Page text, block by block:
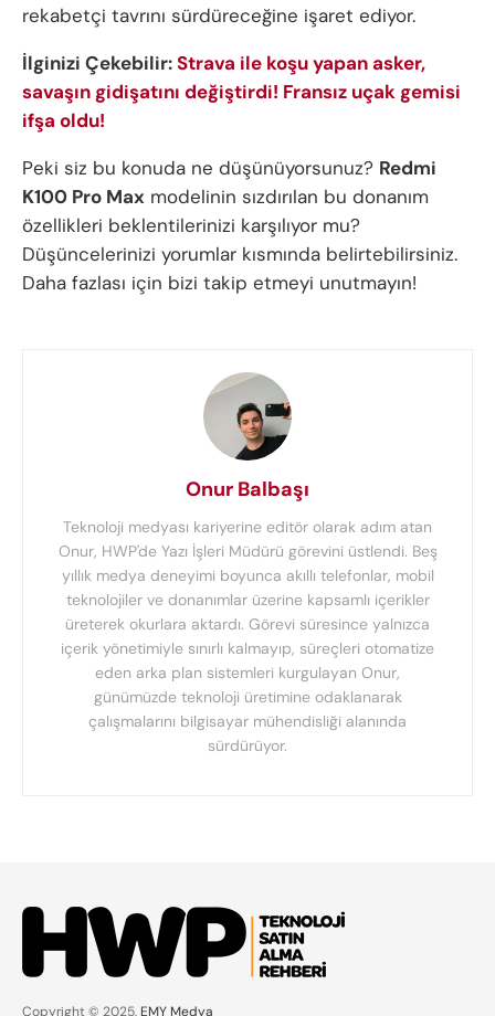
rekabetçi tavrını sürdüreceğine işaret ediyor.
İlginizi Çekebilir:Strava ile koşu yapan asker,
savaşın gidişatını değiştirdi! Fransız uçak gemisi
ifşa oldu!
Peki siz bu konuda ne düşünüyorsunuz? Redmi
K100 Pro Max modelinin sızdırılan bu donanım
özellikleri beklentilerinizi karşılıyor mu?
Düşüncelerinizi yorumlar kısmında belirtebilirsiniz.
Daha fazlası için bizi takip etmeyi unutmayın!
Onur Balbaşı
Teknoloji medyası kariyerine editör olarak adım atan
Onur, HWP'de Yazı İşleri Müdürü görevini üstlendi. Beş
yıllık medya deneyimi boyunca akıllı telefonlar, mobil
teknolojiler ve donanımlar üzerine kapsamlı içerikler
üreterek okurlara aktardı. Görevi süresince yalnızca
içerik yönetimiyle sınırlı kalmayıp, süreçleri otomatize
eden arka plan sistemleri kurgulayan Onur,
günümüzde teknoloji üretimine odaklanarak
çalışmalarını bilgisayar mühendisliği alanında
sürdürüyor.
Copyright © 2025, EMY Medya